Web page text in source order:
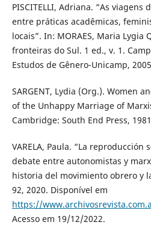
PISCITELLI, Adriana. “As viagens
entre práticas acadêmicas,
locais”. In: MORAES, Maria Lygia
fronteiras do Sul. 1 ed., v. 1.
Estudos de Gênero-Unicamp,
SARGENT, Lydia (Org.). Women
of the Unhappy Marriage of
Cambridge: South End Press,
VARELA, Paula. “La reproducción
debate entre autonomistas y
historia del movimiento obrero y
92, 2020. Disponível em
https://
Acesso em 19/12/2022.